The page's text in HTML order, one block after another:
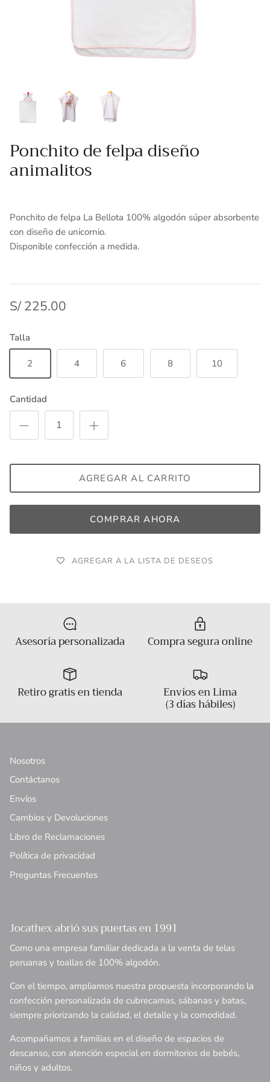
Vinil adhesivo
Essenza - Darwin Arcos
Ponchito de felpa diseño
animalitos
Ponchito de felpa La Bellota 100% algodón súper absorbente
con diseño de unicornio.
Disponible confección a medida.
S/ 225.00
Talla
2 4 6 8 10
Cantidad
AGREGAR AL CARRITO
COMPRAR AHORA
AGREGAR A LA LISTA DE DESEOS
Asesoría personalizada Compra segura online
Retiro gratis en tienda Envíos en Lima
(3 días hábiles)
Nosotros
Contáctanos
Envíos
Cambios y Devoluciones
Libro de Reclamaciones
Política de privacidad
Preguntas Frecuentes
Jocathex abrió sus puertas en 1991
Como una empresa familiar dedicada a la venta de telas
peruanas y toallas de 100% algodón.
Con el tiempo, ampliamos nuestra propuesta incorporando la
confección personalizada de cubrecamas, sábanas y batas,
siempre priorizando la calidad, el detalle y la comodidad.
Acompañamos a familias en el diseño de espacios de
descanso, con atención especial en dormitorios de bebés,
niños y adultos.